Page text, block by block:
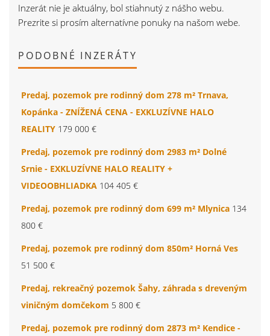
Inzerát nie je aktuálny, bol stiahnutý z nášho webu.
Prezrite si prosím alternatívne ponuky na našom webe.
PODOBNÉ INZERÁTY
Predaj, pozemok pre rodinný dom 278 m² Trnava,
Kopánka - ZNÍŽENÁ CENA - EXKLUZÍVNE HALO
REALITY 179 000 €
Predaj, pozemok pre rodinný dom 2983 m² Dolné
Srnie - EXKLUZÍVNE HALO REALITY +
VIDEOOBHLIADKA 104 405 €
Predaj, pozemok pre rodinný dom 699 m² Mlynica 134
800 €
Predaj, pozemok pre rodinný dom 850m² Horná Ves
51 500 €
Predaj, rekreačný pozemok Šahy, záhrada s dreveným
viničným domčekom 5 800 €
Predaj, pozemok pre rodinný dom 2873 m² Kendice -